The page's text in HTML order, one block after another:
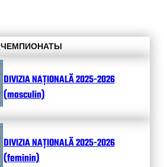
ЧЕМПИОНАТЫ
DIVIZIA NAȚIONALĂ 2025-2026
(masculin)
DIVIZIA NAȚIONALĂ 2025-2026
(feminin)